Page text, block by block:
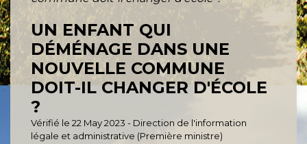
UN ENFANT QUI
DÉMÉNAGE DANS UNE
NOUVELLE COMMUNE
DOIT-IL CHANGER D'ÉCOLE
?
Vérifié le 22 May 2023 - Direction de l'information
légale et administrative (Première ministre)